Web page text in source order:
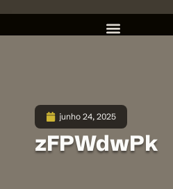
junho 24, 2025
zFPWdwPk